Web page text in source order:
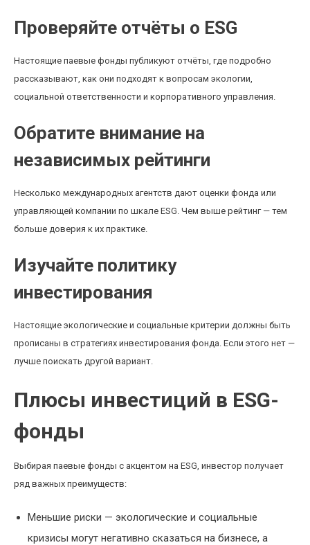
Проверяйте отчёты о ESG
Настоящие паевые фонды публикуют отчёты, где подробно
рассказывают, как они подходят к вопросам экологии,
социальной ответственности и корпоративного управления.
Обратите внимание на
независимых рейтинги
Несколько международных агентств дают оценки фонда или
управляющей компании по шкале ESG. Чем выше рейтинг — тем
больше доверия к их практике.
Изучайте политику
инвестирования
Настоящие экологические и социальные критерии должны быть
прописаны в стратегиях инвестирования фонда. Если этого нет —
лучше поискать другой вариант.
Плюсы инвестиций в ESG-
фонды
Выбирая паевые фонды с акцентом на ESG, инвестор получает
ряд важных преимуществ:
Меньшие риски — экологические и социальные
кризисы могут негативно сказаться на бизнесе, а